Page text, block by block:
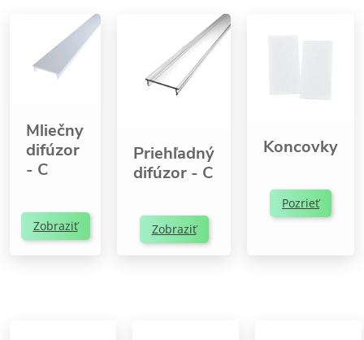
Mliečny
difúzor
- C
Zobraziť
Priehľadný
difúzor - C
Zobraziť
Koncovky
Pozrieť